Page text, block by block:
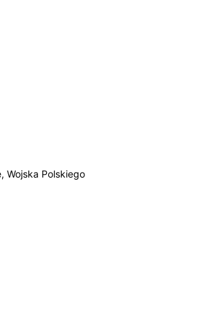
Wojska Polskiego